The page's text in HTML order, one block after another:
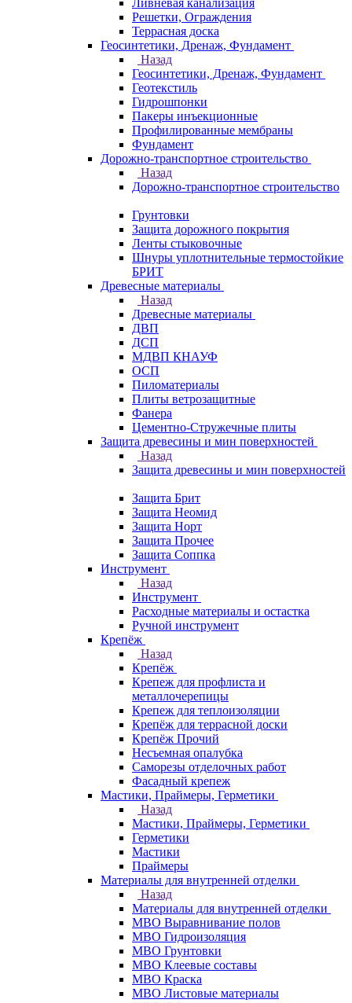
Ливневая канализация
Решетки, Ограждения
Террасная доска
Геосинтетики, Дренаж, Фундамент
Назад
Геосинтетики, Дренаж, Фундамент
Геотекстиль
Гидрошпонки
Пакеры инъекционные
Профилированные мембраны
Фундамент
Дорожно-транспортное строительство
Назад
Дорожно-транспортное строительство
Грунтовки
Защита дорожного покрытия
Ленты стыковочные
Шнуры уплотнительные термостойкие
БРИТ
Древесные материалы
Назад
Древесные материалы
ДВП
ДСП
МДВП КНАУФ
ОСП
Пиломатериалы
Плиты ветрозащитные
Фанера
Цементно-Стружечные плиты
Защита древесины и мин поверхностей
Назад
Защита древесины и мин поверхностей
Защита Брит
Защита Неомид
Защита Норт
Защита Прочее
Защита Соппка
Инструмент
Назад
Инструмент
Расходные материалы и остастка
Ручной инструмент
Крепёж
Назад
Крепёж
Крепеж для профлиста и
металлочерепицы
Крепеж для теплоизоляции
Крепёж для террасной доски
Крепёж Прочий
Несъемная опалубка
Саморезы отделочных работ
Фасадный крепеж
Мастики, Праймеры, Герметики
Назад
Мастики, Праймеры, Герметики
Герметики
Мастики
Праймеры
Материалы для внутренней отделки
Назад
Материалы для внутренней отделки
МВО Выравнивание полов
МВО Гидроизоляция
МВО Грунтовки
МВО Клеевые составы
МВО Краска
МВО Листовые материалы